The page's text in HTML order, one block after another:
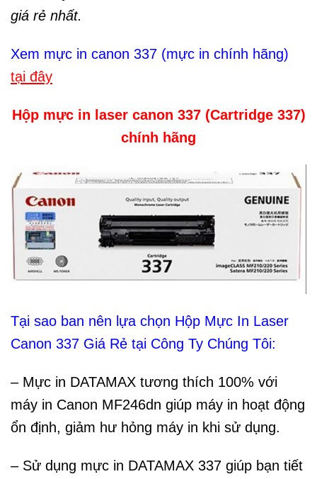
giá rẻ nhất.
Xem mực in canon 337 (mực in chính hãng)
tại đây
Hộp mực in laser canon 337 (Cartridge 337)
chính hãng
Tại sao ban nên lựa chọn Hộp Mực In Laser
Canon 337 Giá Rẻ tại Công Ty Chúng Tôi:
– Mực in DATAMAX tương thích 100% với
máy in Canon MF246dn giúp máy in hoạt động
ổn định, giảm hư hỏng máy in khi sử dụng.
– Sử dụng mực in DATAMAX 337 giúp bạn tiết